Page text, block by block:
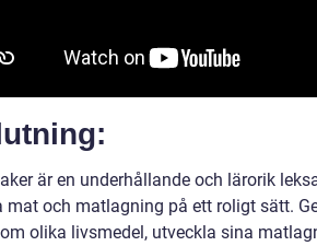
är en underhållande och lärorik
mat och matlagning på ett roligt sätt.
olika livsmedel, utveckla sina